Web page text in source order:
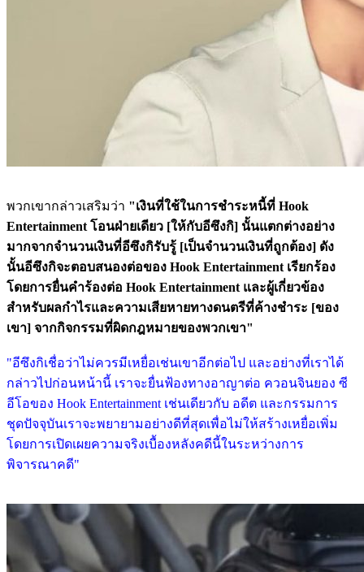
พวกเขากล่าวเสริมว่า "เงินที่ใช้ในการชำระหนี้ที่ Hook
Entertainment โอนฝ่ายเดียว [ให้กับอีซึงกิ] นั้นแตกต่างอย่าง
มากจากจำนวนเงินที่อีซึงกิรับรู้ [เป็นจำนวนเงินที่ถูกต้อง] ดัง
นั้นอีซึงกิจะตอบสนองต่อของ Hook Entertainment เรียกร้อง
โดยการยื่นคำร้องต่อ Hook Entertainment และผู้เกี่ยวข้อง
สำหรับผลกำไรและความเสียหายทางดนตรีที่ค้างชำระ [ของ
เขา] จากกิจกรรมที่ผิดกฎหมายของพวกเขา"
"อีซึงกิเชื่อว่าไม่ควรมีเหยื่อเช่นเขาอีกต่อไป และอย่างที่เราได้
กล่าวไปก่อนหน้านี้ เราจะยื่นฟ้องทางอาญาต่อ ควอนจินยอง ซี
อีโอของ Hook Entertainment เช่นเดียวกับ อดีต และกรรมการ
ชุดปัจจุบันเราจะพยายามอย่างดีที่สุดเพื่อไม่ให้สร้างเหยื่อเพิ่ม
โดยการเปิดเผยความจริงเบื้องหลังคดีนี้ในระหว่างการ
พิจารณาคดี"